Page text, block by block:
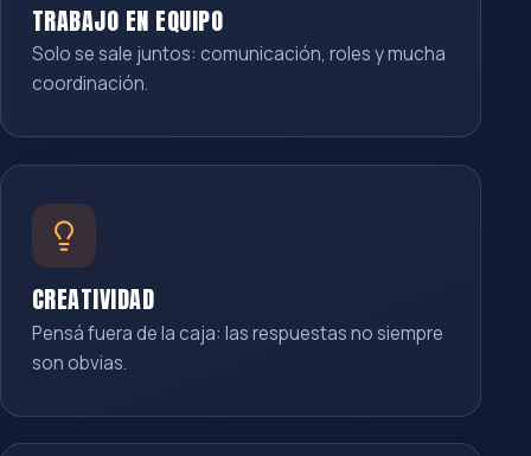
TRABAJO EN EQUIPO
Solo se sale juntos: comunicación, roles y mucha
coordinación.
CREATIVIDAD
Pensá fuera de la caja: las respuestas no siempre
son obvias.